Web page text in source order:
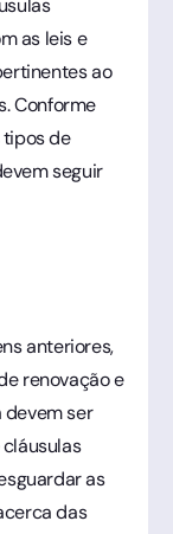
as leis e
ao
Conforme
tipos de
seguir
anteriores,
renovação e
ser
as
das